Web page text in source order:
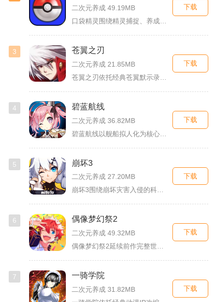
二次元养成 49.19MB
口袋精灵围绕精灵捕捉、养成、回合对战搭建完整冒险体系，玩家化...
下载
3 苍翼之刃
二次元养成 21.85MB
下载
4 碧蓝航线
二次元养成 36.82MB
下载
5 崩坏3
二次元养成 27.20MB
崩坏3围绕崩坏灾害入侵的科幻世界观展开，玩家以舰长身份操控多...
下载
6 偶像梦幻祭2
二次元养成 49.32MB
偶像梦幻祭2延续前作完整世界观，玩家以制作人身份陪伴49位少...
下载
7 一骑学院
二次元养成 31.82MB
下载